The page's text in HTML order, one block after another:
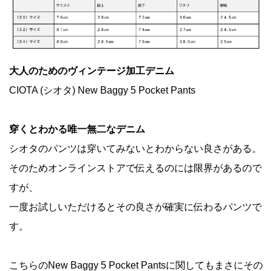
大人のためのヴィンテージ加工デニム
CIOTA (シオタ) New Baggy 5 Pocket Pants
穿くとわかる唯一無二なデニム
シオタのパンツは穿いてみないとわからない良さがある。
そのためオンラインストアで伝えるのには限界があるので
すが、
一度お試しいただけるとその良さが確実に伝わるパンツで
す。
こちらのNew Baggy 5 Pocket Pantsに関してもまさにその